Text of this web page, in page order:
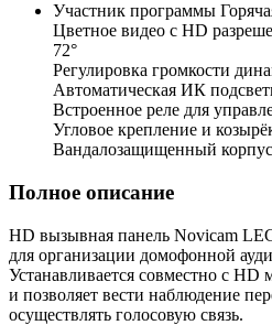
Участник программы
Цветное видео с HD
72°
Регулировка громкости
Автоматическая ИК
Встроенное реле для
Угловое крепление и
Вандалозащищенный
Полное описание
HD вызывная панель Novicam
для организации домофонной
Устанавливается совместно с
и позволяет вести наблюдение
осуществлять голосовую связь.